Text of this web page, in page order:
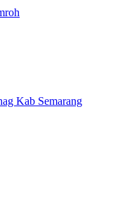
Kab Semarang